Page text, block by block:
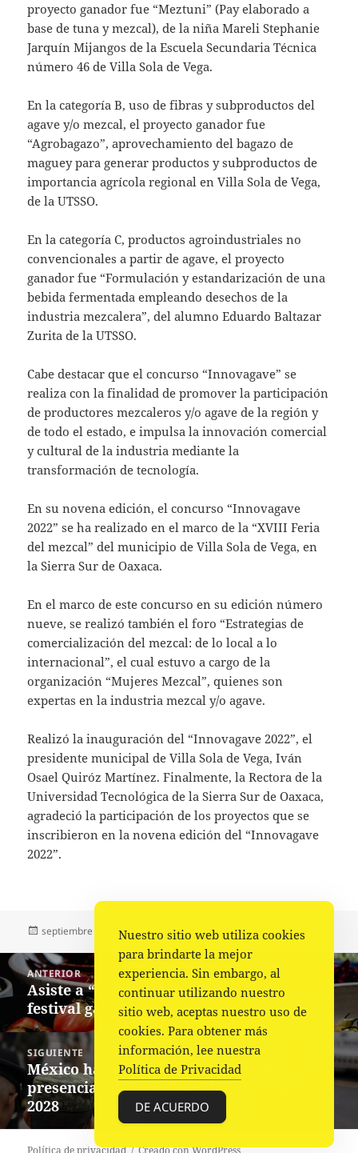
proyecto ganador fue “Meztuni” (Pay elaborado a
base de tuna y mezcal), de la niña Mareli Stephanie
Jarquín Mijangos de la Escuela Secundaria Técnica
número 46 de Villa Sola de Vega.
En la categoría B, uso de fibras y subproductos del
agave y/o mezcal, el proyecto ganador fue
“Agrobagazo”, aprovechamiento del bagazo de
maguey para generar productos y subproductos de
importancia agrícola regional en Villa Sola de Vega,
de la UTSSO.
En la categoría C, productos agroindustriales no
convencionales a partir de agave, el proyecto
ganador fue “Formulación y estandarización de una
bebida fermentada empleando desechos de la
industria mezcalera”, del alumno Eduardo Baltazar
Zurita de la UTSSO.
Cabe destacar que el concurso “Innovagave” se
realiza con la finalidad de promover la participación
de productores mezcaleros y/o agave de la región y
de todo el estado, e impulsa la innovación comercial
y cultural de la industria mediante la
transformación de tecnología.
En su novena edición, el concurso “Innovagave
2022” se ha realizado en el marco de la “XVIII Feria
del mezcal” del municipio de Villa Sola de Vega, en
la Sierra Sur de Oaxaca.
En el marco de este concurso en su edición número
nueve, se realizó también el foro “Estrategias de
comercialización del mezcal: de lo local a lo
internacional”, el cual estuvo a cargo de la
organización “Mujeres Mezcal”, quienes son
expertas en la industria mezcal y/o agave.
Realizó la inauguración del “Innovagave 2022”, el
presidente municipal de Villa Sola de Vega, Iván
Osael Quiróz Martínez. Finalmente, la Rectora de la
Universidad Tecnológica de la Sierra Sur de Oaxaca,
agradeció la participación de los proyectos que se
inscribieron en la novena edición del “Innovagave
2022”.
Publicado
septiembre 27, 2022 Autor
Comunicado Categorías
Estado,Portada
Navegación
de
entradas
ANTERIOR
Entrada
anterior:
Asiste a “Oaxacalifornia Baja Flavors”,
festival gastronómico en Oaxaca
SIGUIENTE
Siguiente
entrada:
México hará una consulta sobre la
presencia del Ejército en las calles hasta
2028
Nuestro sitio web utiliza cookies
para brindarte la mejor
experiencia. Sin embargo, al
continuar utilizando nuestro
sitio web, aceptas nuestro uso de
cookies. Para obtener más
información, lee nuestra
Política de Privacidad
DE ACUERDO